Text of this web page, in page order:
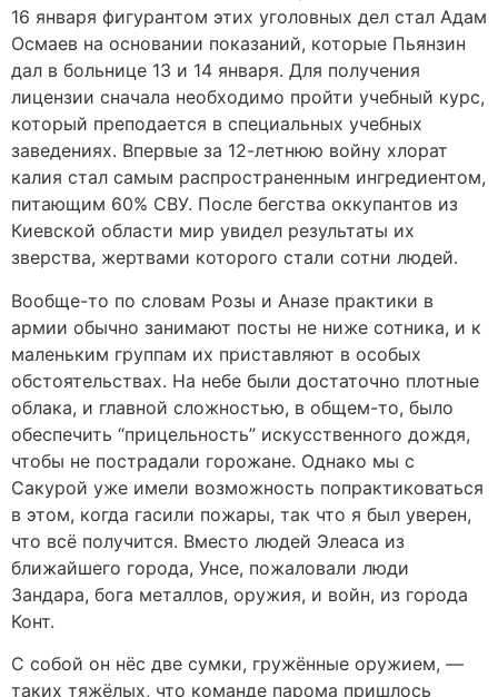
16 января фигурантом этих уголовных дел стал Адам
Осмаев на основании показаний, которые Пьянзин
дал в больнице 13 и 14 января. Для получения
лицензии сначала необходимо пройти учебный курс,
который преподается в специальных учебных
заведениях. Впервые за 12-летнюю войну хлорат
калия стал самым распространенным ингредиентом,
питающим 60% СВУ. После бегства оккупантов из
Киевской области мир увидел результаты их
зверства, жертвами которого стали сотни людей.
Вообще-то по словам Розы и Аназе практики в
армии обычно занимают посты не ниже сотника, и к
маленьким группам их приставляют в особых
обстоятельствах. На небе были достаточно плотные
облака, и главной сложностью, в общем-то, было
обеспечить “прицельность” искусственного дождя,
чтобы не пострадали горожане. Однако мы с
Сакурой уже имели возможность попрактиковаться
в этом, когда гасили пожары, так что я был уверен,
что всё получится. Вместо людей Элеаса из
ближайшего города, Унсе, пожаловали люди
Зандара, бога металлов, оружия, и войн, из города
Конт.
С собой он нёс две сумки, гружённые оружием, —
таких тяжёлых, что команде парома пришлось